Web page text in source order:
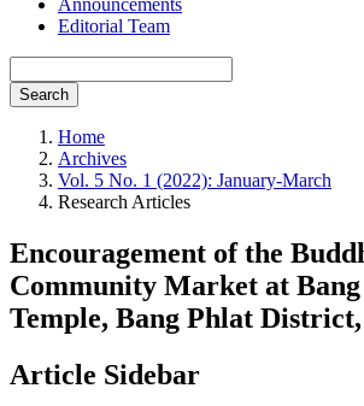
Announcements
Editorial Team
Search
Home
Archives
Vol. 5 No. 1 (2022): January-March
Research Articles
Encouragement of the
Community Market at
Temple, Bang Phlat
Article Sidebar